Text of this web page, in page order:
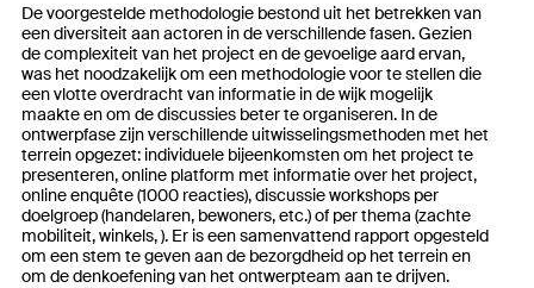
De voorgestelde methodologie bestond uit het betrekken van
een diversiteit aan actoren in de verschillende fasen. Gezien
de complexiteit van het project en de gevoelige aard ervan,
was het noodzakelijk om een methodologie voor te stellen die
een vlotte overdracht van informatie in de wijk mogelijk
maakte en om de discussies beter te organiseren. In de
ontwerpfase zijn verschillende uitwisselingsmethoden met het
terrein opgezet: individuele bijeenkomsten om het project te
presenteren, online platform met informatie over het project,
online enquête (1000 reacties), discussie workshops per
doelgroep (handelaren, bewoners, etc.) of per thema (zachte
mobiliteit, winkels, ). Er is een samenvattend rapport opgesteld
om een stem te geven aan de bezorgdheid op het terrein en
om de denkoefening van het ontwerpteam aan te drijven.